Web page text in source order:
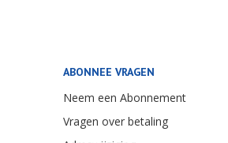
ABONNEE VRAGEN
Neem een Abonnement
Vragen over betaling